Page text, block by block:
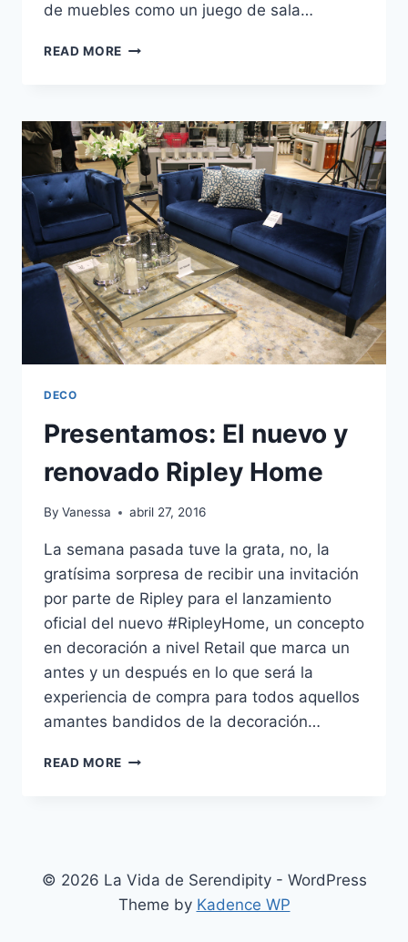
de muebles como un juego de sala…
READ MORE THESE
OF
MY
FAVORITE
THINGS…
DECO
Presentamos: El nuevo y
renovado Ripley Home
By Vanessa abril 27, 2016
La semana pasada tuve la grata, no, la
gratísima sorpresa de recibir una invitación
por parte de Ripley para el lanzamiento
oficial del nuevo #RipleyHome, un concepto
en decoración a nivel Retail que marca un
antes y un después en lo que será la
experiencia de compra para todos aquellos
amantes bandidos de la decoración…
READ MORE PRESENTAMOS:
HOME
© 2026 La Vida de Serendipity - WordPress
Theme by Kadence WP